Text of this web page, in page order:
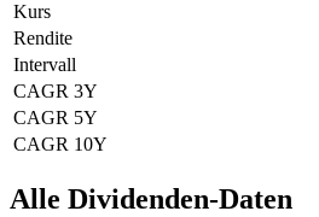
Kurs
Rendite
Intervall
CAGR 3Y
CAGR 5Y
CAGR 10Y
Alle Dividenden-Daten